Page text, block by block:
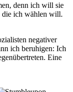
denn ich will sie
die ich wählen will.
negativer
ich beruhigen: Ich
Eine